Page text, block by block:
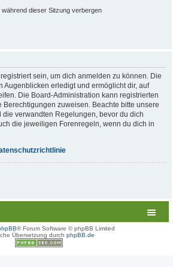
während dieser Sitzung verbergen
sein, um dich anmelden zu können. Die
Augenblicken erledigt und ermöglicht dir, auf
Die Board-Administration kann registrierten
Berechtigungen zuweisen. Beachte bitte unsere
verwandten Regelungen, bevor du dich
die jeweiligen Forenregeln, wenn du dich in
® Forum Software © phpBB Limited
Übersetzung durch phpBB.de